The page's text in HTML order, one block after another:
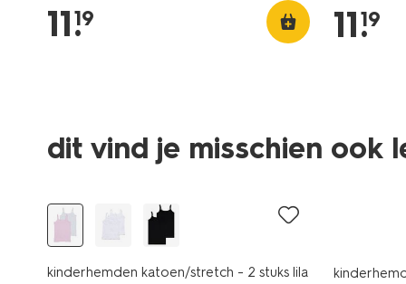
11.
19 11.
19
dit vind je misschien ook
kinderhemden katoen/stretch - 2 stuks lila